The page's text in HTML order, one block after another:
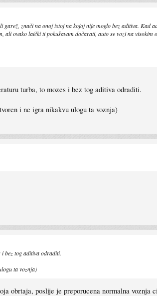
znači na onoj istoj na kojoj nije moglo bez aditiva. Kad
ovako laički ti pokušavam dočarati, auto se vozi na
turba, to mozes i bez tog aditiva odraditi.
i ne igra nikakvu ulogu ta voznja)
bez tog aditiva odraditi.
ta voznja)
obrtaja, poslije je preporucena normalna voznja